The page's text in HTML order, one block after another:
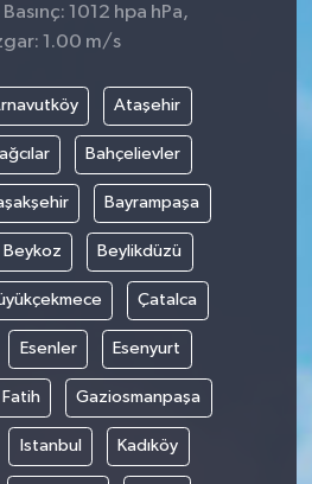
1012 hpa hPa,
1.00 m/s
Ataşehir
Bahçelievler
Bayrampaşa
Beykoz Beylikdüzü
Çatalca
Esenler Esenyurt
Fatih Gaziosmanpaşa
Istanbul Kadıköy